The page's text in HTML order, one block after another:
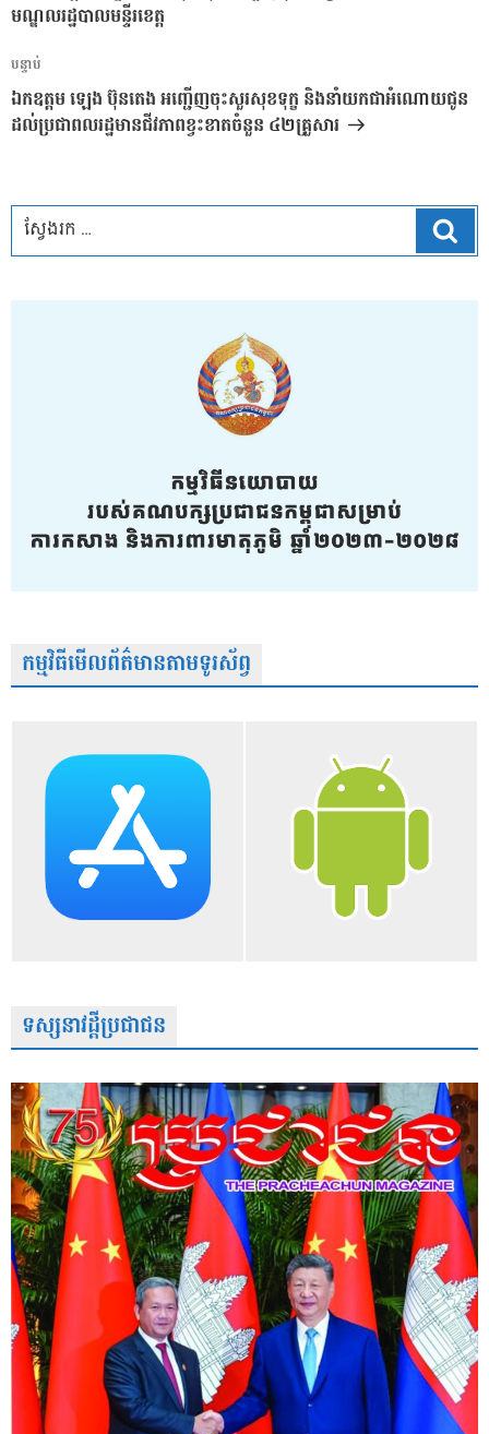
មណ្ឌលរដ្ឋបាលមន្ទីរខេត្ត
អត្ថបទ
បន្ទាប់
បន្ទាប់
ឯកឧត្តម ឡេង ប៊ុនតេង អញ្ជើញចុះសួរសុខទុក្ខ និងនាំយកជាអំណោយជូន
ដល់ប្រជាពលរដ្ឋមានជីវភាពខ្វះខាតចំនួន ៤២គ្រួសារ
កម្មវិធីមើលព័ត៌មានតាមទូរស័ព្វ
ទស្សនាវដ្តីប្រជាជន